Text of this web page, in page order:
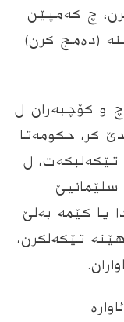
چ كه‌مپێن
(ده‌مج كرن)
و كۆچبه‌ران ل
كر، حكومه‌تا
تێكه‌لبكه‌ت، ل
یا كێمه‌ به‌لێ
تێكه‌لكرن،